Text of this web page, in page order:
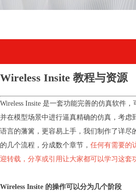
Wireless Insite 教程与资源
Wireless Insite 是一套功能完善的仿真软件，
并在模型场景中进行逼真精确的仿真，考虑
语言的藩篱，更容易上手，我们制作了详尽
的几个流程，分成数个章节， 任何有需要的
迎转载，分享或引用让大家都可以学习这套
Wireless Insite 的操作可以分为几个阶段